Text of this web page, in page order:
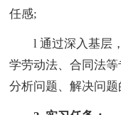
任感;
l 通过深入基层，
学劳动法、合同法等
分析问题、解决问题